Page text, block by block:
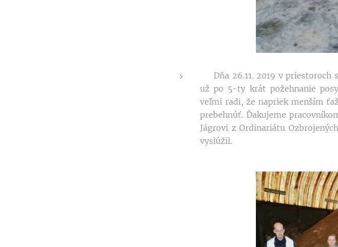
Dňa 26.11. 2019 v priestoroch
už po 5-ty krát požehnanie
veľmi radi, že napriek menším
prebehnúť. Ďakujeme
Jágrovi z Ordinariátu
vyslúžil.